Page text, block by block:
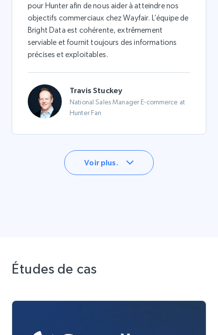
pour Hunter afin de nous aider à atteindre nos
objectifs commerciaux chez Wayfair. L’équipe de
Bright Data est cohérente, extrêmement
serviable et fournit toujours des informations
précises et exploitables.
Travis Stuckey
National Sales Manager E-commerce at
Hunter Fan
Voir plus.
Études de cas